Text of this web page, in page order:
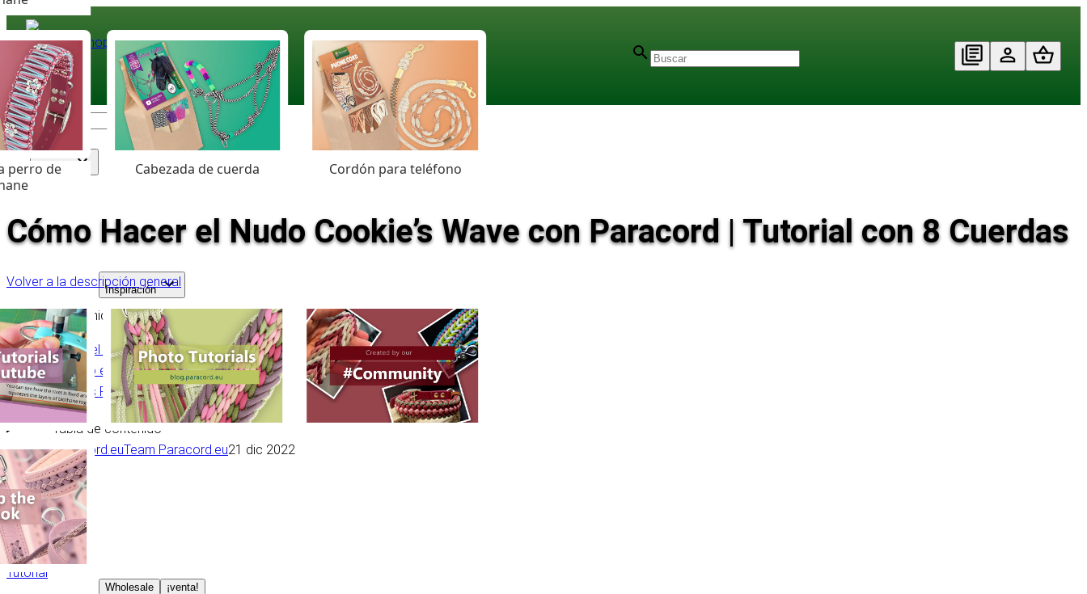
Paracord
Coloured Cord Paradise
Surtido
perro de
Cabezada de cuerda Cordón para teléfono
Inspiración
Wholesale ¡venta!
Cómo Hacer el Nudo Cookie’s Wave con Paracord | Tutorial con 8 Cuerdas
Volver a la descripción general
Tabla de contenido
Empieza el Nudo Cookie’s Wave
Anudando el Cookie's Wave
Preguntas Frecuentes
Tabla de contenido
Team Paracord.eu21 dic 2022
Paracord
Tutorial